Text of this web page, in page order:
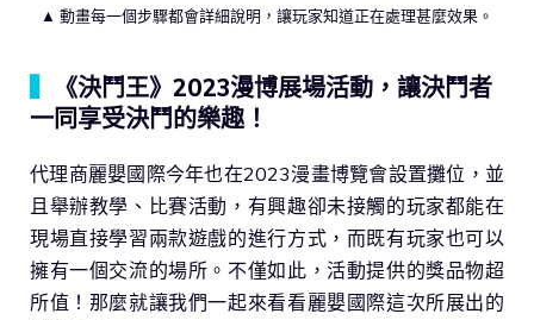
▲ 動畫每一個步驟都會詳細說明，讓玩家知道正在處理甚麼效果。
《決鬥王》2023漫博展場活動，讓決鬥者
一同享受決鬥的樂趣！
代理商麗嬰國際今年也在2023漫畫博覽會設置攤位，並
且舉辦教學、比賽活動，有興趣卻未接觸的玩家都能在
現場直接學習兩款遊戲的進行方式，而既有玩家也可以
擁有一個交流的場所。不僅如此，活動提供的獎品物超
所值！那麼就讓我們一起來看看麗嬰國際這次所展出的